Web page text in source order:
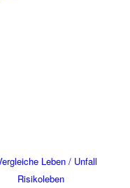
Leben / Unfall
Risikoleben